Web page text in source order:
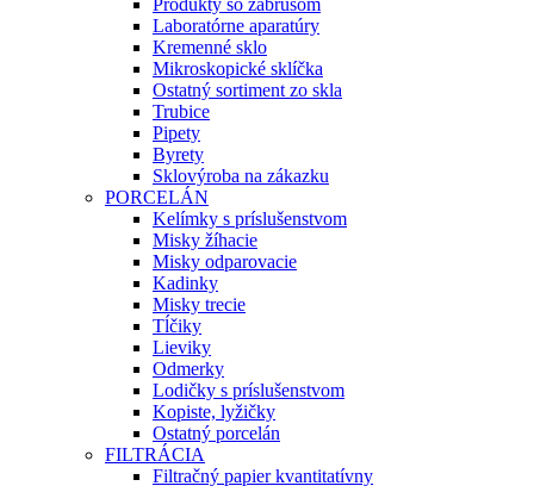
Produkty so zábrusom
Laboratórne aparatúry
Kremenné sklo
Mikroskopické sklíčka
Ostatný sortiment zo skla
Trubice
Pipety
Byrety
Sklovýroba na zákazku
PORCELÁN
Kelímky s príslušenstvom
Misky žíhacie
Misky odparovacie
Kadinky
Misky trecie
Tĺčiky
Lieviky
Odmerky
Lodičky s príslušenstvom
Kopiste, lyžičky
Ostatný porcelán
FILTRÁCIA
Filtračný papier kvantitatívny